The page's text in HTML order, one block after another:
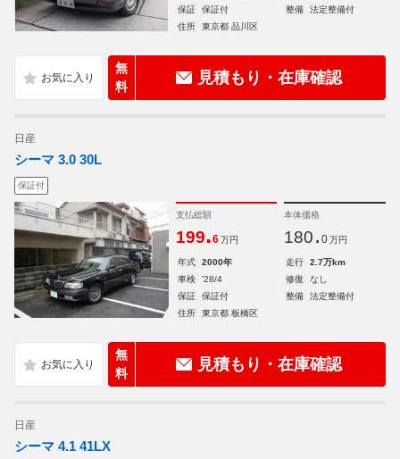
保証
保証付 整備
法定整備付
住所
東京都 品川区
無
料
見積もり・在庫確認
日産
シーマ 3.0 30L
保証付
支払総額
199.6 万円
本体価格
180. 0 万円
年式 2000年 走行
2.7万km
車検
'28/4 修復
なし
保証
保証付 整備
法定整備付
住所
東京都 板橋区
無
料
見積もり・在庫確認
日産
シーマ 4.1 41LX